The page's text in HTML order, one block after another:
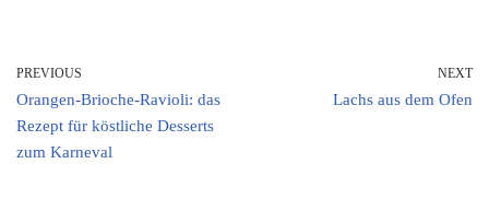
PREVIOUS
Orangen-Brioche-Ravioli: das
Rezept für köstliche Desserts
zum Karneval
NEXT
Lachs aus dem Ofen